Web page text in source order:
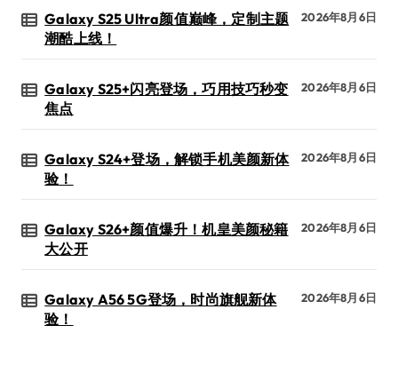
Galaxy S25 Ultra颜值巅峰，定制主题
潮酷上线！
2026年8月6日
Galaxy S25+闪亮登场，巧用技巧秒变
焦点
2026年8月6日
Galaxy S24+登场，解锁手机美颜新体
验！
2026年8月6日
Galaxy S26+颜值爆升！机皇美颜秘籍
大公开
2026年8月6日
Galaxy A56 5G登场，时尚旗舰新体
验！
2026年8月6日